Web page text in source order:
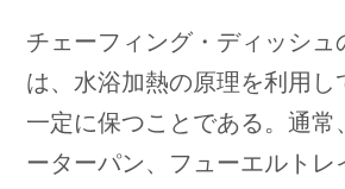
チェーフィング・ディッシュ
は、水浴加熱の原理を利用し
一定に保つことである。通常
ーターパン、フューエルトレ